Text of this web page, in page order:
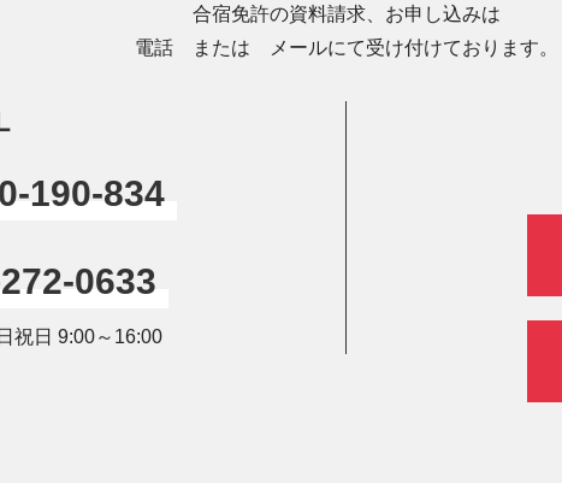
合宿免許の資料請求、お申し込みは
電話 または メールにて受け付けております。
190-834
0633
祝日 9:00～16:00